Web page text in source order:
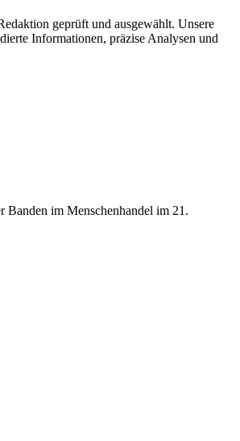
geprüft und ausgewählt. Unsere
Informationen, präzise Analysen und
im Menschenhandel im 21.